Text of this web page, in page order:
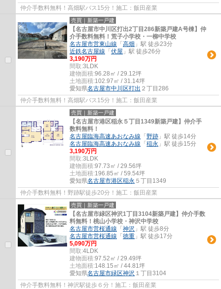
仲介手数料無料！高畑駅バス15分！施工：飯田産業
売買｜新築一戸建
【名古屋市中川区打出2丁目286新築戸建A号棟】仲
介手数料無料！荒子小学校・一柳中学校
名古屋市営東山線 「 高畑 」駅 徒歩23分
近鉄名古屋線 「 伏屋 」駅 徒歩26分
3,190万円
間取:3LDK
建物面積:96.28㎡ / 29.12坪
土地面積:102.97㎡ / 31.14坪
愛知県名古屋市中川区打出 ２丁目286
仲介手数料無料！高畑駅バス15分！施工：飯田産業
売買｜新築一戸建
【名古屋市港区稲永５丁目1349新築戸建】仲介手
数料無料！
名古屋臨海高速あおなみ線 「 野跡 」駅 徒歩14分
名古屋臨海高速あおなみ線 「 稲永 」駅 徒歩15分
3,190万円
間取:3LDK
建物面積:97.73㎡ / 29.56坪
土地面積:196.85㎡ / 59.54坪
愛知県名古屋市港区稲永 ５丁目1349
仲介手数料無料！野跡駅徒歩20分！施工：飯田産業
売買｜新築一戸建
【名古屋市緑区神沢1丁目3104新築戸建】仲介手数
料無料！桃山小学校・神沢中学校
名古屋市営桜通線 「 神沢 」駅 徒歩8分
名古屋市営桜通線 「 徳重 」駅 徒歩17分
5,090万円
間取:4LDK
建物面積:97.52㎡ / 29.49坪
土地面積:148.15㎡ / 44.81坪
愛知県名古屋市緑区神沢 １丁目3104
仲介手数料無料！神沢駅徒歩６分！施工：飯田産業